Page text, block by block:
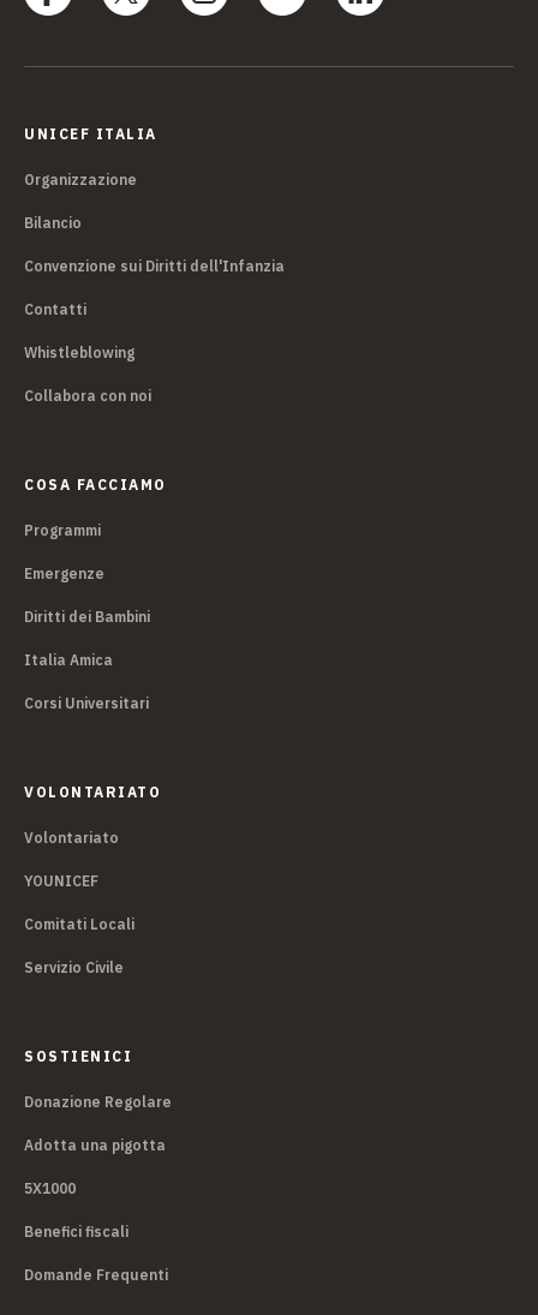
UNICEF ITALIA
Organizzazione
Bilancio
Convenzione sui Diritti dell'Infanzia
Contatti
Whistleblowing
Collabora con noi
COSA FACCIAMO
Programmi
Emergenze
Diritti dei Bambini
Italia Amica
Corsi Universitari
VOLONTARIATO
Volontariato
YOUNICEF
Comitati Locali
Servizio Civile
SOSTIENICI
Donazione Regolare
Adotta una pigotta
5X1000
Benefici fiscali
Domande Frequenti